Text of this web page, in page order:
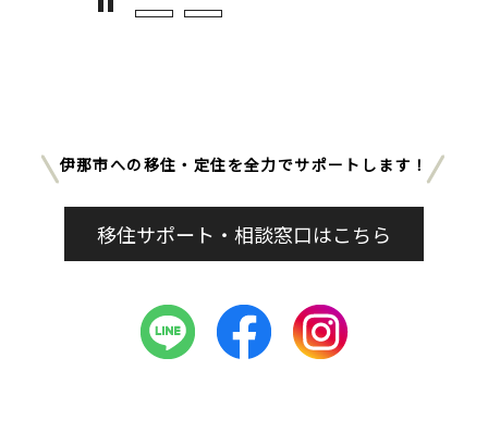
伊那市への移住・定住を全力でサポートします！
移住サポート・相談窓口はこちら